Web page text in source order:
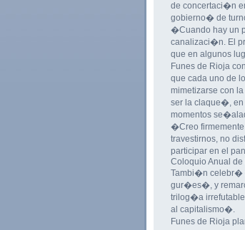
de concertaci�n
gobierno� de
�Cuando hay un
canalizaci�n. El
que en algunos
Funes de Rioja
que cada uno de
mimetizarse con
ser la claque�, en
momentos
�Creo firmemente
travestirnos, no
participar en el
Coloquio Anual de
Tambi�n celebr�
gur�es�, y
trilog�a irrefutable
al capitalismo�.
Funes de Rioja